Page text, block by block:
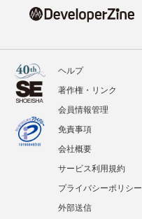
ヘルプ
著作権・リンク
会員情報管理
免責事項
会社概要
サービス利用規約
プライバシーポリシー
外部送信